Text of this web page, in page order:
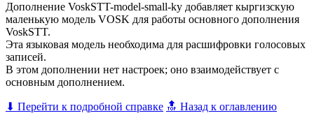
Дополнение VoskSTT-model-small-ky добавляет кыргизскую
маленькую модель VOSK для работы основного дополнения
VoskSTT.
Эта языковая модель необходима для расшифровки голосовых
записей.
В этом дополнении нет настроек; оно взаимодействует с
основным дополнением.
⬇ Перейти к подробной справке 🔝 Назад к оглавлению